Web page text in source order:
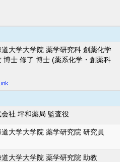
道大学大学院 薬学研究科 創薬化学
博士 修了 博士 (薬系化学・創薬科
会社 坪和薬局 監査役
大学大学院 薬学研究院 研究員
道大学大学院 薬学研究院 助教